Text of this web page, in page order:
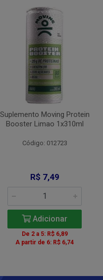
Suplemento Moving Protein
Booster Limao 1x310ml
Código: 012723
R$ 7,49
Adicionar
De 2 a 5: R$ 6,89
A partir de 6: R$ 6,74